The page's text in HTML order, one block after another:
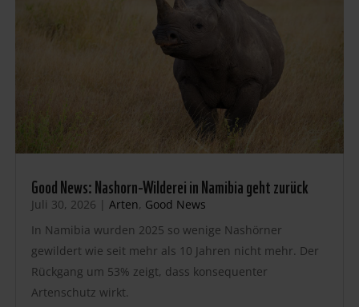
Good News: Nashorn-Wilderei in Namibia geht zurück
Juli 30, 2026 | Arten, Good News
In Namibia wurden 2025 so wenige Nashörner
gewildert wie seit mehr als 10 Jahren nicht mehr. Der
Rückgang um 53% zeigt, dass konsequenter
Artenschutz wirkt.